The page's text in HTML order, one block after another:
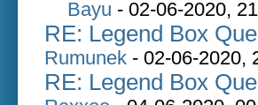
Bayu - 02-06-2020,
RE: Legend Box
Rumunek - 02-06-2020,
RE: Legend Box